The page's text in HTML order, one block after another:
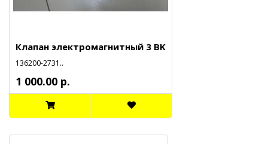
Клапан электромагнитный 3 BK
136200-2731..
1 000.00 р.